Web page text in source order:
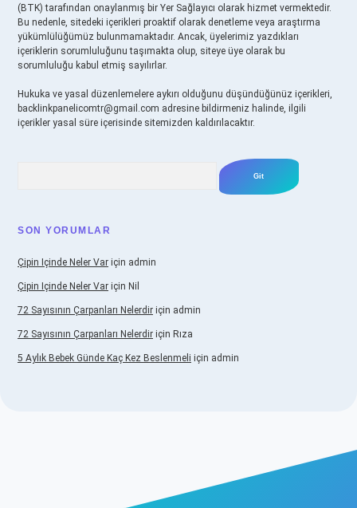
(BTK) tarafından onaylanmış bir Yer Sağlayıcı olarak hizmet vermektedir.
Bu nedenle, sitedeki içerikleri proaktif olarak denetleme veya araştırma
yükümlülüğümüz bulunmamaktadır. Ancak, üyelerimiz yazdıkları
içeriklerin sorumluluğunu taşımakta olup, siteye üye olarak bu
sorumluluğu kabul etmiş sayılırlar.
Hukuka ve yasal düzenlemelere aykırı olduğunu düşündüğünüz içerikleri,
backlinkpanelicomtr@gmail.com adresine bildirmeniz halinde, ilgili
içerikler yasal süre içerisinde sitemizden kaldırılacaktır.
SON YORUMLAR
Çipin Içinde Neler Var için admin
Çipin Içinde Neler Var için Nil
72 Sayısının Çarpanları Nelerdir için admin
72 Sayısının Çarpanları Nelerdir için Rıza
5 Aylık Bebek Günde Kaç Kez Beslenmeli için admin